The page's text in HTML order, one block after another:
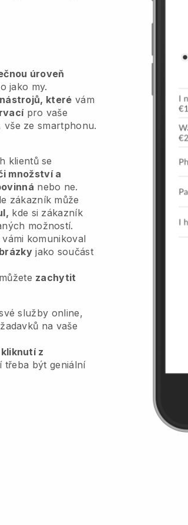
úroveň
jako my.
které vám
pro vaše
ze smartphonu.
klientů se
množství a
nebo ne.
zákazník může
kde si zákazník
možností.
komunikoval
jako součást
zachytit
služby online,
na vaše
z
třeba být geniální